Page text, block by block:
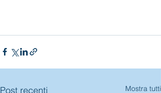
Post recenti Mostra tutti